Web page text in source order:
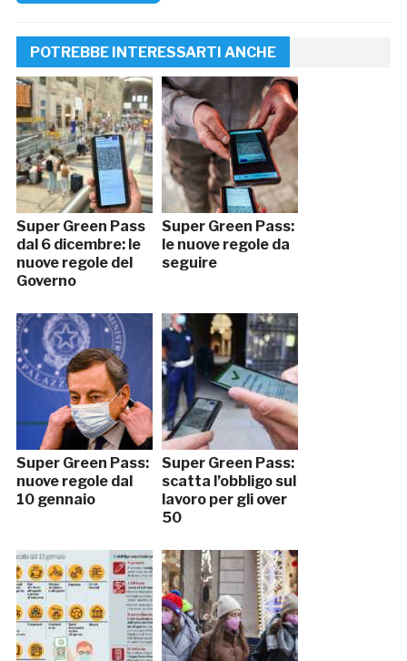
POTREBBE INTERESSARTI ANCHE
Super Green Pass
dal 6 dicembre: le
nuove regole del
Governo
Super Green Pass:
le nuove regole da
seguire
Super Green Pass:
nuove regole dal
10 gennaio
Super Green Pass:
scatta l’obbligo sul
lavoro per gli over
50